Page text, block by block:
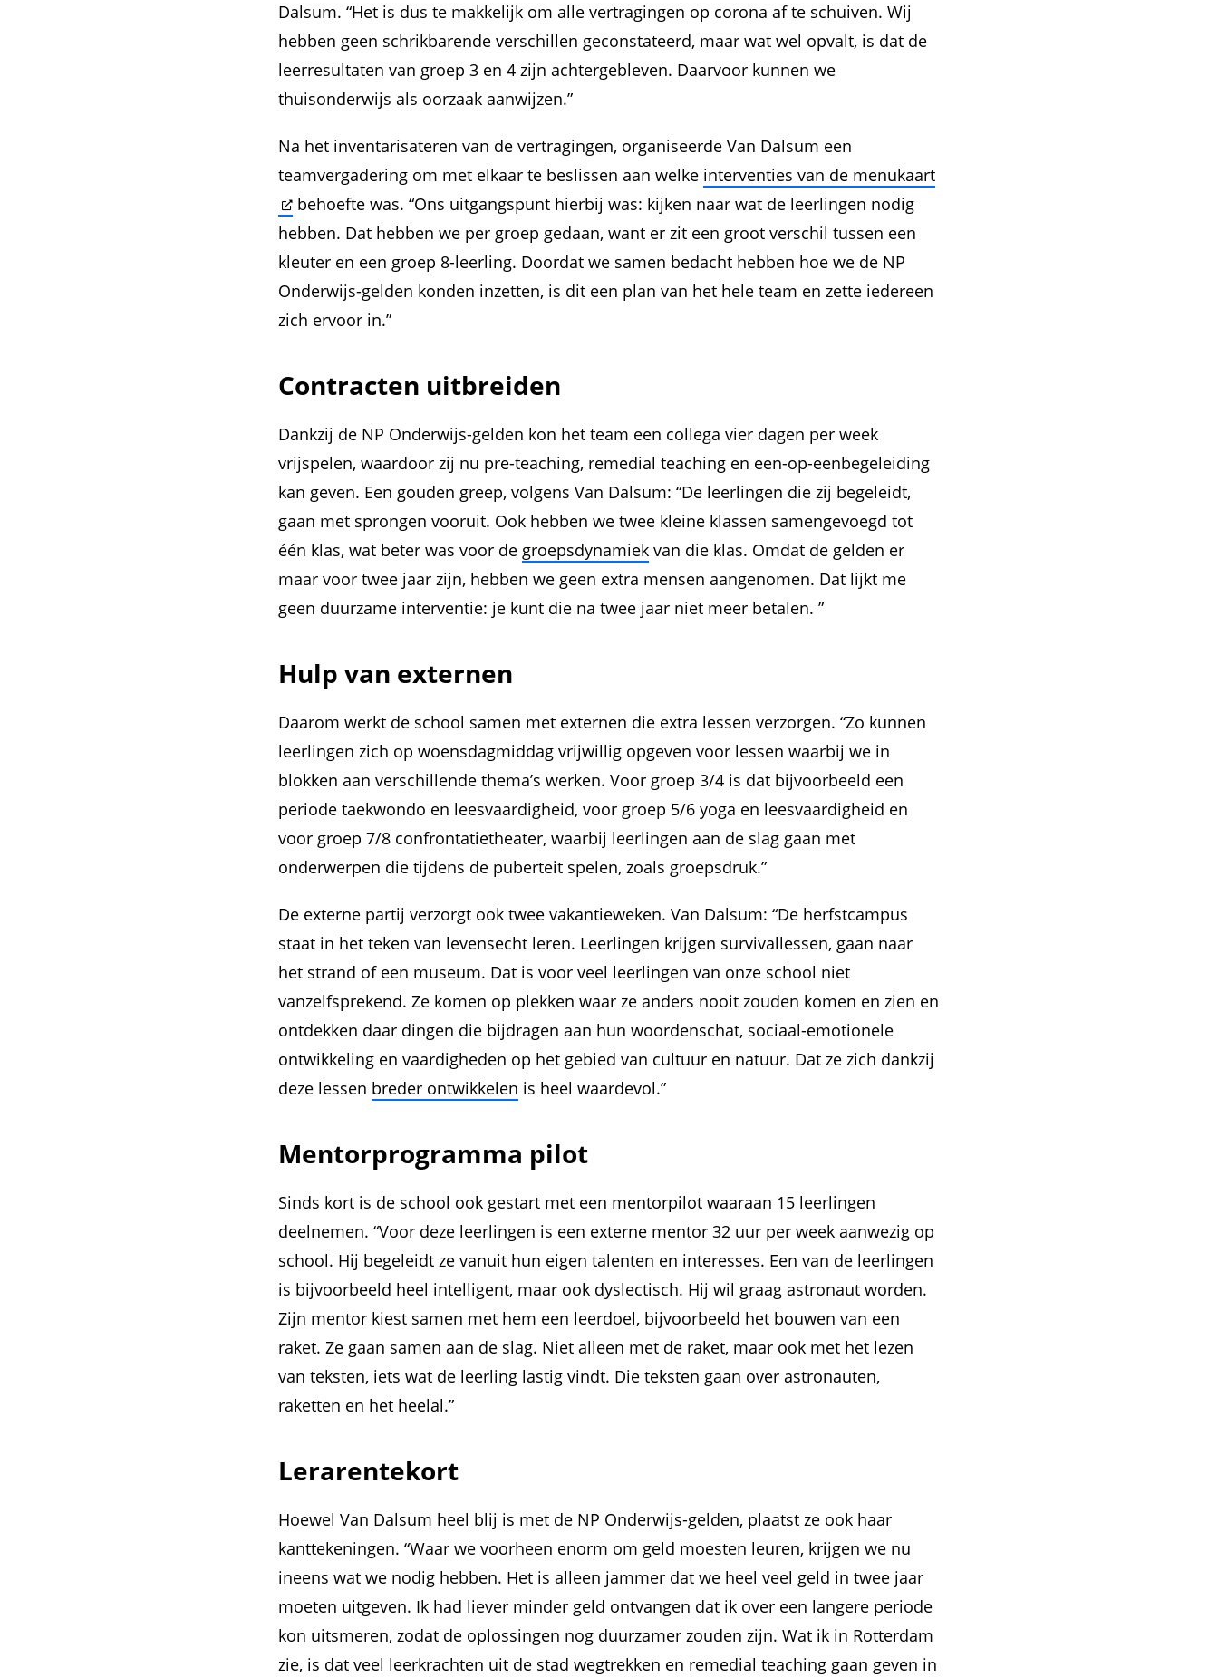
Dalsum. “Het is dus te makkelijk om alle vertragingen op corona af te schuiven. Wij
hebben geen schrikbarende verschillen geconstateerd, maar wat wel opvalt, is dat de
leerresultaten van groep 3 en 4 zijn achtergebleven. Daarvoor kunnen we
thuisonderwijs als oorzaak aanwijzen.”
Na het inventarisateren van de vertragingen, organiseerde Van Dalsum een
teamvergadering om met elkaar te beslissen aan welke interventies van de menukaart
behoefte was. “Ons uitgangspunt hierbij was: kijken naar wat de leerlingen nodig
hebben. Dat hebben we per groep gedaan, want er zit een groot verschil tussen een
kleuter en een groep 8-leerling. Doordat we samen bedacht hebben hoe we de NP
Onderwijs-gelden konden inzetten, is dit een plan van het hele team en zette iedereen
zich ervoor in.”
Contracten uitbreiden
Dankzij de NP Onderwijs-gelden kon het team een collega vier dagen per week
vrijspelen, waardoor zij nu pre-teaching, remedial teaching en een-op-eenbegeleiding
kan geven. Een gouden greep, volgens Van Dalsum: “De leerlingen die zij begeleidt,
gaan met sprongen vooruit. Ook hebben we twee kleine klassen samengevoegd tot
één klas, wat beter was voor de groepsdynamiek van die klas. Omdat de gelden er
maar voor twee jaar zijn, hebben we geen extra mensen aangenomen. Dat lijkt me
geen duurzame interventie: je kunt die na twee jaar niet meer betalen. ”
Hulp van externen
Daarom werkt de school samen met externen die extra lessen verzorgen. “Zo kunnen
leerlingen zich op woensdagmiddag vrijwillig opgeven voor lessen waarbij we in
blokken aan verschillende thema’s werken. Voor groep 3/4 is dat bijvoorbeeld een
periode taekwondo en leesvaardigheid, voor groep 5/6 yoga en leesvaardigheid en
voor groep 7/8 confrontatietheater, waarbij leerlingen aan de slag gaan met
onderwerpen die tijdens de puberteit spelen, zoals groepsdruk.”
De externe partij verzorgt ook twee vakantieweken. Van Dalsum: “De herfstcampus
staat in het teken van levensecht leren. Leerlingen krijgen survivallessen, gaan naar
het strand of een museum. Dat is voor veel leerlingen van onze school niet
vanzelfsprekend. Ze komen op plekken waar ze anders nooit zouden komen en zien en
ontdekken daar dingen die bijdragen aan hun woordenschat, sociaal-emotionele
ontwikkeling en vaardigheden op het gebied van cultuur en natuur. Dat ze zich dankzij
deze lessen breder ontwikkelen is heel waardevol.”
Mentorprogramma pilot
Sinds kort is de school ook gestart met een mentorpilot waaraan 15 leerlingen
deelnemen. “Voor deze leerlingen is een externe mentor 32 uur per week aanwezig op
school. Hij begeleidt ze vanuit hun eigen talenten en interesses. Een van de leerlingen
is bijvoorbeeld heel intelligent, maar ook dyslectisch. Hij wil graag astronaut worden.
Zijn mentor kiest samen met hem een leerdoel, bijvoorbeeld het bouwen van een
raket. Ze gaan samen aan de slag. Niet alleen met de raket, maar ook met het lezen
van teksten, iets wat de leerling lastig vindt. Die teksten gaan over astronauten,
raketten en het heelal.”
Lerarentekort
Hoewel Van Dalsum heel blij is met de NP Onderwijs-gelden, plaatst ze ook haar
kanttekeningen. “Waar we voorheen enorm om geld moesten leuren, krijgen we nu
ineens wat we nodig hebben. Het is alleen jammer dat we heel veel geld in twee jaar
moeten uitgeven. Ik had liever minder geld ontvangen dat ik over een langere periode
kon uitsmeren, zodat de oplossingen nog duurzamer zouden zijn. Wat ik in Rotterdam
zie, is dat veel leerkrachten uit de stad wegtrekken en remedial teaching gaan geven in